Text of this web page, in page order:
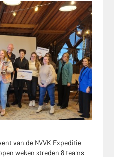
van de NVVK Expeditie
weken streden 8 teams